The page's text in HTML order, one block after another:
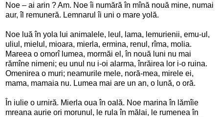
Noe – ai arin ? Am. Noe îi numără în mînă nouă mine, numai
aur, îl remuneră. Lemnarul îi uni o mare yolă.
Noe luă în yola lui animalele, leul, lama, lemurienii, emu-ul,
uliul, mielul, mioara, mierla, ermina, renul, rîma, molia.
Mareea o omorî lumea, mormăi el, în nouă luni nu mai
rămîne nimeni; eu unul nu i-oi alarma, înrăirea lor i-o ruina.
Omenirea o muri; neamurile mele, noră-mea, mirele ei,
mama, mamaia nu. Lumea mai are un an, o lună, o oră.
În iulie o urniră. Mierla oua în oală. Noe marina în lămîie
mreana aurie ori morunul, le rula în mălai, le rumenea în